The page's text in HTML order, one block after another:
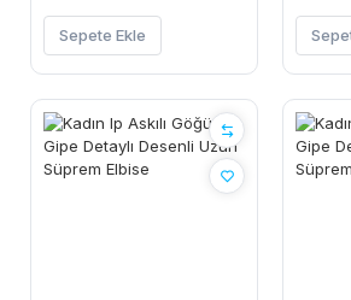
Sepete Ekle